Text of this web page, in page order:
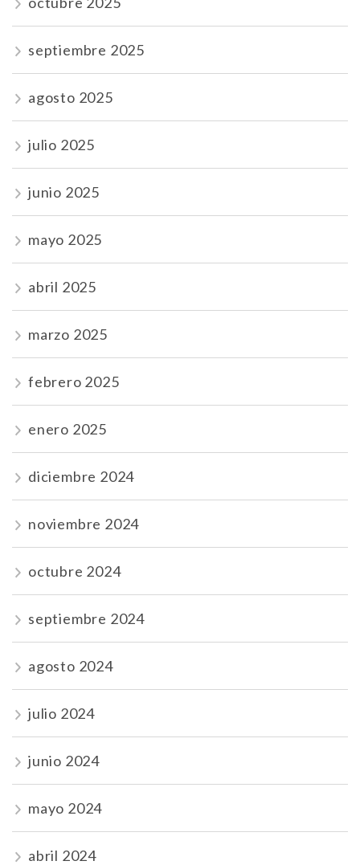
septiembre 2025
agosto 2025
julio 2025
junio 2025
mayo 2025
abril 2025
marzo 2025
febrero 2025
enero 2025
diciembre 2024
noviembre 2024
octubre 2024
septiembre 2024
agosto 2024
julio 2024
junio 2024
mayo 2024
abril 2024